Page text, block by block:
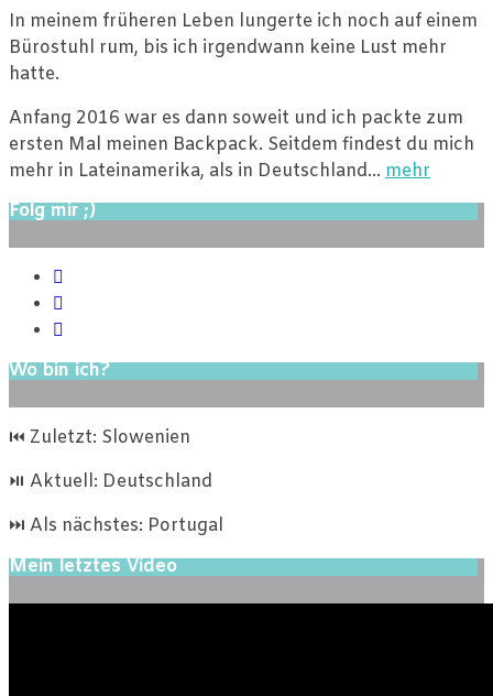
In meinem früheren Leben lungerte ich noch auf einem
Bürostuhl rum, bis ich irgendwann keine Lust mehr
hatte.
Anfang 2016 war es dann soweit und ich packte zum
ersten Mal meinen Backpack. Seitdem findest du mich
mehr in Lateinamerika, als in Deutschland… mehr
Folg mir ;)
Wo bin ich?
⏮ Zuletzt: Slowenien
⏯ Aktuell: Deutschland
⏭ Als nächstes: Portugal
Mein letztes Video